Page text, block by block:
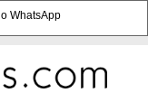
WhatsApp